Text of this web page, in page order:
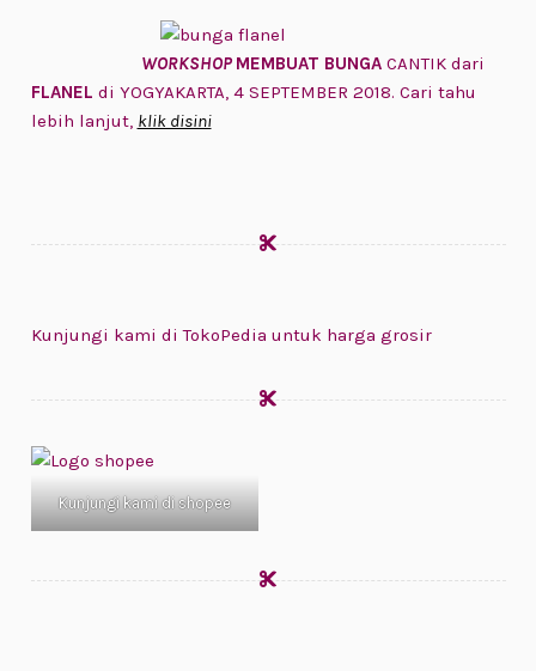
WORKSHOP MEMBUAT BUNGACANTIK dari
FLANEL di YOGYAKARTA, 4 SEPTEMBER 2018. Cari tahu
lebih lanjut, klik disini
Kunjungi kami di TokoPedia untuk harga grosir
Kunjungi kami di shopee